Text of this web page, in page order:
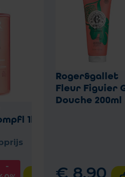
1l Nf
-
Roger&gallet
Fleur Figuier
Douche 200ml
€ 8,90